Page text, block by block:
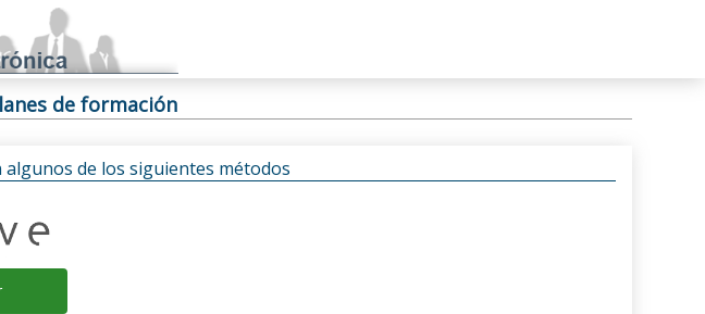
de formación
algunos de los siguientes métodos